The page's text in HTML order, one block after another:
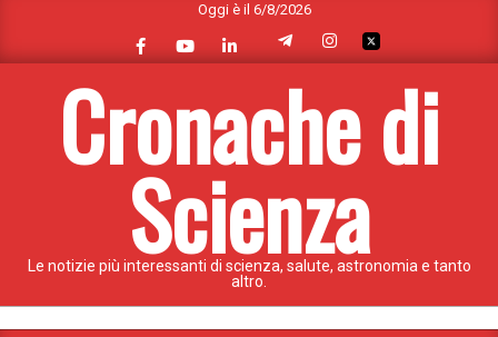
content
Oggi è il 6/8/2026
Cronache di
Scienza
Le notizie più interessanti di scienza, salute, astronomia e tanto
altro.